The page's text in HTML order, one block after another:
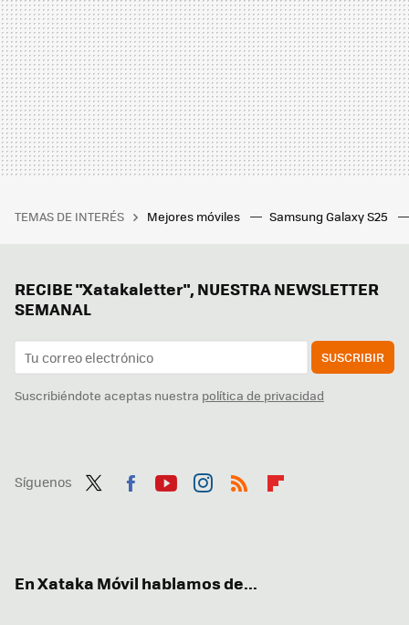
TEMAS DE INTERÉS Mejores móviles Samsung Galaxy S25
RECIBE "Xatakaletter", NUESTRA NEWSLETTER
SEMANAL
SUSCRIBIR
Suscribiéndote aceptas nuestra política de privacidad
Síguenos
En Xataka Móvil hablamos de...